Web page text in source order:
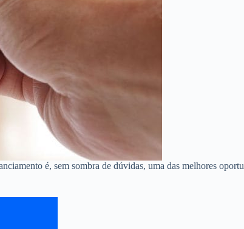
é, sem sombra de dúvidas, uma das melhores